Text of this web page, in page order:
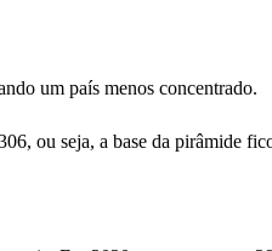
um país menos concentrado.
ou seja, a base da pirâmide